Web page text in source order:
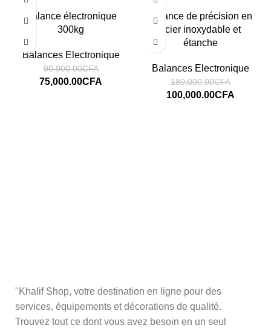
Balance électronique
300kg
Balances Electronique
90,000.00CFA
75,000.00CFA
Balance de précision en
acier inoxydable et
étanche
Balances Electronique
180,000.00CFA
100,000.00CFA
"Khalif Shop, votre destination en ligne pour des
services, équipements et décorations de qualité.
Trouvez tout ce dont vous avez besoin en un seul